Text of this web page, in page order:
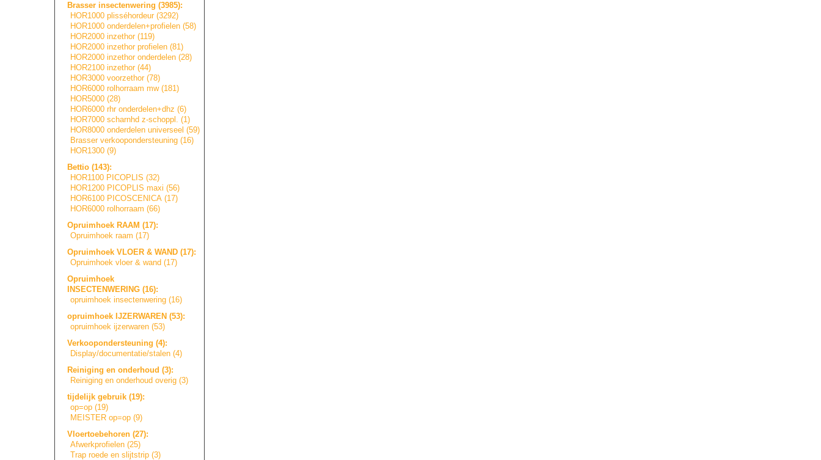
Brasser insectenwering (3985):
HOR1000 plisséhordeur (3292)
HOR1000 onderdelen+profie en (58)
HOR2000 inzethor (119)
HOR2000 inzethor profielen (81)
HOR2000 inzethor onderdelen (28)
HOR2100 inzethor (44)
HOR3000 voorzethor (78)
HOR6000 rolhorraam mw (181)
HOR5000 (28)
HOR6000 rhr onderdelen+dhz (6)
HOR7000 scharnhd z-schoppl. (1)
HOR8000 onderdelen universeel (59)
Brasser verkoopondersteuning (16)
HOR1300 (9)
Bettio (143):
HOR1100 PICOPLIS (32)
HOR1200 PICOPLIS maxi (56)
HOR6100 PICOSCENICA (17)
HOR6000 rolhorraam (66)
Opruimhoek RAAM (17):
Opruimhoek raam (17)
Opruimhoek VLOER & WAND (17):
Opruimhoek vloer & wand (17)
Opruimhoek
INSECTENWERING (16):
opruimhoek insectenwering (16)
opruimhoek IJZERWAREN (53):
opruimhoek ijzerwaren (53)
Verkoopondersteuning (4):
Display/documentatie/stalen (4)
Reiniging en onderhoud (3):
Reiniging en onderhoud overig (3)
tijdelijk gebruik (19):
op=op (19)
MEISTER op=op (9)
Vloertoebehoren (27):
Afwerkprofielen (25)
Trap roede en slijtstrip (3)